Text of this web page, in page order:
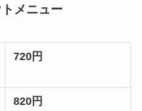
メニュー
720円
820円